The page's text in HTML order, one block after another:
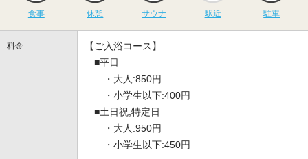
食事 休憩 サウナ 駅近 駐車
料金
【ご入浴コース】
■平日
・大人:850円
・小学生以下:400円
■土日祝,特定日
・大人:950円
・小学生以下:450円